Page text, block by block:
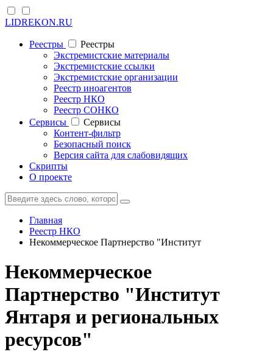
LIDREKON.RU
Реестры
Реестры
Экстремистские материалы
Экстремистские ссылки
Экстремистские организации
Реестр иноагентов
Реестр НКО
Реестр СОНКО
Cервисы
Cервисы
Контент-фильтр
Безопасный поиск
Версия сайта для слабовидящих
Скрипты
О проекте
Главная
Реестр НКО
Некоммерческое Партнерство "Институт
Некоммерческое
Партнерство "Институт
Янтаря и региональных
ресурсов"